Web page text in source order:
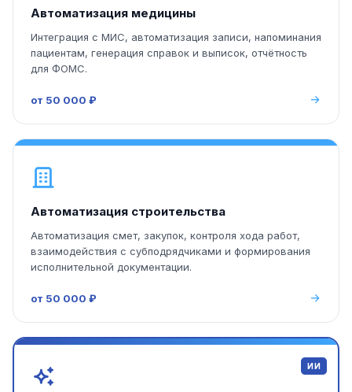
Автоматизация медицины
Интеграция с МИС, автоматизация записи, напоминания
пациентам, генерация справок и выписок, отчётность
для ФОМС.
от 50 000 ₽
Автоматизация строительства
Автоматизация смет, закупок, контроля хода работ,
взаимодействия с субподрядчиками и формирования
исполнительной документации.
от 50 000 ₽
ИИ